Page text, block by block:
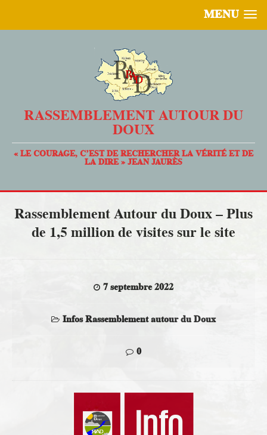
MENU
RASSEMBLEMENT AUTOUR DU
DOUX
« LE COURAGE, C’EST DE RECHERCHER LA VÉRITÉ ET DE
LA DIRE » JEAN JAURÈS
Rassemblement Autour du Doux – Plus
de 1,5 million de visites sur le site
7 septembre 2022
Infos Rassemblement autour du Doux
0